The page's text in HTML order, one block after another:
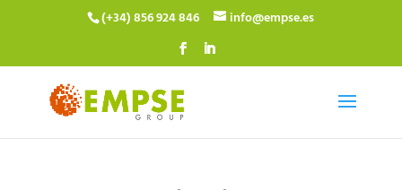
(+34) 856 924 846 info@empse.es